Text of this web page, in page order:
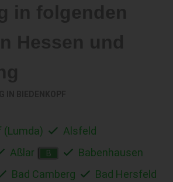
(Lumda)
Alsfeld
Aßlar B
Babenhausen
Bad Camberg
Bad Hersfeld